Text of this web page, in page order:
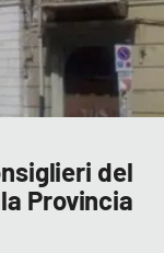
del
Provincia